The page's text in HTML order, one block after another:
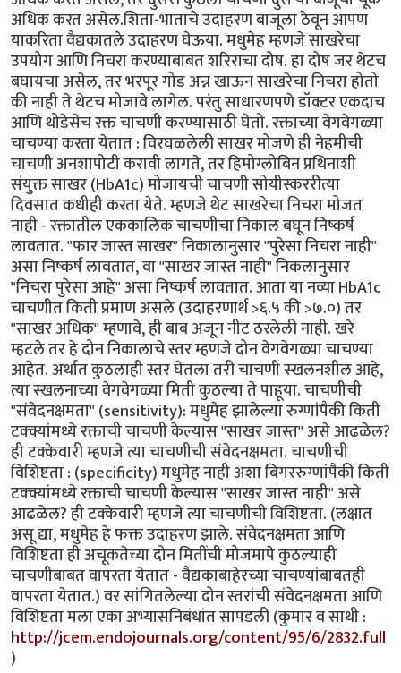
अधिक करत असेल.शिता-भाताचे उदाहरण बाजूला ठेवून आपण
याकरिता वैद्यकातले उदाहरण घेऊया. मधुमेह म्हणजे साखरेचा
उपयोग आणि निचरा करण्याबाबत शरिराचा दोष. हा दोष जर थेटच
बघायचा असेल, तर भरपूर गोड अन्न खाऊन साखरेचा निचरा होतो
की नाही ते थेटच मोजावे लागेल. परंतु साधारणपणे डॉक्टर एकदाच
आणि थोडेसेच रक्त चाचणी करण्यासाठी घेतो. रक्ताच्या वेगवेगळ्या
चाचण्या करता येतात : विरघळलेली साखर मोजणे ही नेहमीची
चाचणी अनशापोटी करावी लागते, तर हिमोग्लोबिन प्रथिनाशी
संयुक्त साखर (HbA1c) मोजायची चाचणी सोयीस्कररीत्या
दिवसात कधीही करता येते. म्हणजे थेट साखरेचा निचरा मोजत
नाही - रक्तातील एककालिक चाचणीचा निकाल बघून निष्कर्ष
लावतात. "फार जास्त साखर" निकालानुसार "पुरेसा निचरा नाही"
असा निष्कर्ष लावतात, वा "साखर जास्त नाही" निकलानुसार
"निचरा पुरेसा आहे" असा निष्कर्ष लावतात. आता या नव्या HbA1c
चाचणीत किती प्रमाण असले (उदाहरणार्थ >६.५ की >७.०) तर
"साखर अधिक" म्हणावे, ही बाब अजून नीट ठरलेली नाही. खरे
म्हटले तर हे दोन निकालाचे स्तर म्हणजे दोन वेगवेगळ्या चाचण्या
आहेत. अर्थात कुठलाही स्तर घेतला तरी चाचणी स्खलनशील आहे,
त्या स्खलनाच्या वेगवेगळ्या मिती कुठल्या ते पाहूया. चाचणीची
"संवेदनक्षमता" (sensitivity): मधुमेह झालेल्या रुग्णांपैकी किती
टक्क्यांमध्ये रक्ताची चाचणी केल्यास "साखर जास्त" असे आढळेल?
ही टक्केवारी म्हणजे त्या चाचणीची संवेदनक्षमता. चाचणीची
विशिष्टता : (specificity) मधुमेह नाही अशा बिगररुग्णांपैकी किती
टक्क्यांमध्ये रक्ताची चाचणी केल्यास "साखर जास्त नाही" असे
आढळेल? ही टक्केवारी म्हणजे त्या चाचणीची विशिष्टता. (लक्षात
असू द्या, मधुमेह हे फक्त उदाहरण झाले. संवेदनक्षमता आणि
विशिष्टता ही अचूकतेच्या दोन मितींची मोजमापे कुठल्याही
चाचणीबाबत वापरता येतात - वैद्यकाबाहेरच्या चाचण्यांबाबतही
वापरता येतात.) वर सांगितलेल्या दोन स्तरांची संवेदनक्षमता आणि
विशिष्टता मला एका अभ्यासनिबंधांत सापडली (कुमार व साथी :
http://jcem.endojournals.org/content/95/6/2832.full
)